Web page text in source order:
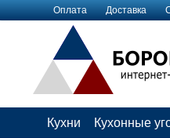
Оплата Доставка
Кухни Кухонные